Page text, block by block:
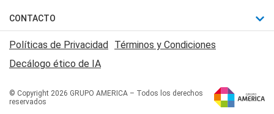
Judiciales
Economia
Trucos caseros
Series y Películas
Edictos y Solicitadas
Mundial
Automovilismo
Rugby
Básquet
Canal 7 en Vivo
San Juan 8
CONTACTO
Acerca de Nosotros
Contactanos
Políticas de Privacidad Términos y Condiciones
Decálogo ético de IA
© Copyright 2026 GRUPO AMERICA – Todos los derechos
reservados